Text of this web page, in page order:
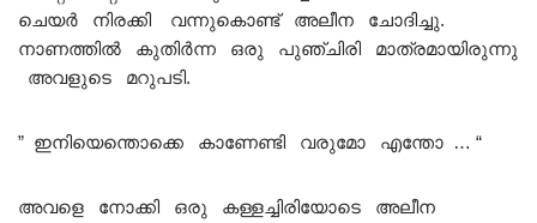
ചെയർ നിരക്കി വന്നുകൊണ്ട് അലീന ചോദിച്ചു.
നാണത്തിൽ കുതിർന്ന ഒരു പുഞ്ചിരി മാത്രമായിരുന്നു
അവളുടെ മറുപടി.
” ഇനിയെന്തൊക്കെ കാണേണ്ടി വരുമോ എന്തോ … “
അവളെ നോക്കി ഒരു കള്ളച്ചിരിയോടെ അലീന